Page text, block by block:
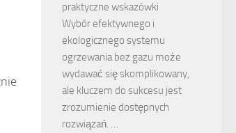
praktyczne wskazówki
Wybór efektywnego i
ekologicznego systemu
ogrzewania bez gazu może
wydawać się skomplikowany,
ale kluczem do sukcesu jest
zrozumienie dostępnych
rozwiązań. …